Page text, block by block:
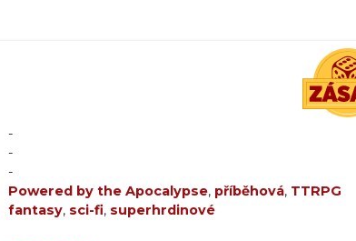
-
-
-
Powered by the Apocalypse, příběhová, TTRPG
fantasy, sci-fi, superhrdinové